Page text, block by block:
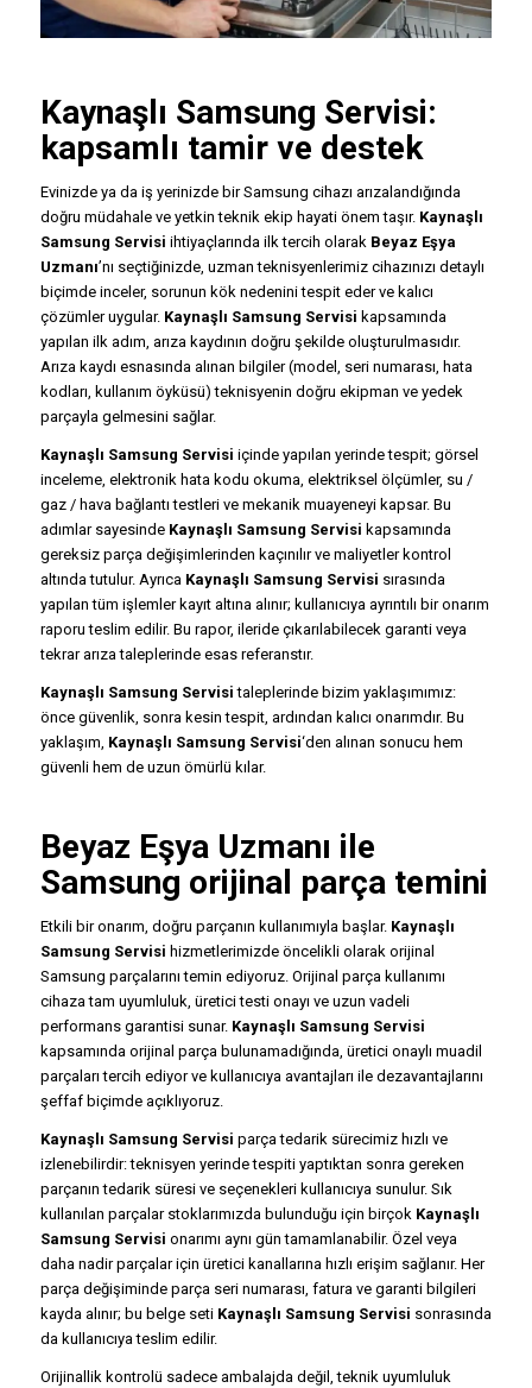
Kaynaşlı Samsung Servisi:
kapsamlı tamir ve destek
Evinizde ya da iş yerinizde bir Samsung cihazı arızalandığında
doğru müdahale ve yetkin teknik ekip hayati önem taşır. Kaynaşlı
Samsung Servisi ihtiyaçlarında ilk tercih olarak Beyaz Eşya
Uzmanı’nı seçtiğinizde, uzman teknisyenlerimiz cihazınızı detaylı
biçimde inceler, sorunun kök nedenini tespit eder ve kalıcı
çözümler uygular. Kaynaşlı Samsung Servisi kapsamında
yapılan ilk adım, arıza kaydının doğru şekilde oluşturulmasıdır.
Arıza kaydı esnasında alınan bilgiler (model, seri numarası, hata
kodları, kullanım öyküsü) teknisyenin doğru ekipman ve yedek
parçayla gelmesini sağlar.
Kaynaşlı Samsung Servisi içinde yapılan yerinde tespit; görsel
inceleme, elektronik hata kodu okuma, elektriksel ölçümler, su /
gaz / hava bağlantı testleri ve mekanik muayeneyi kapsar. Bu
adımlar sayesinde Kaynaşlı Samsung Servisi kapsamında
gereksiz parça değişimlerinden kaçınılır ve maliyetler kontrol
altında tutulur. Ayrıca Kaynaşlı Samsung Servisi sırasında
yapılan tüm işlemler kayıt altına alınır; kullanıcıya ayrıntılı bir onarım
raporu teslim edilir. Bu rapor, ileride çıkarılabilecek garanti veya
tekrar arıza taleplerinde esas referanstır.
Kaynaşlı Samsung Servisi taleplerinde bizim yaklaşımımız:
önce güvenlik, sonra kesin tespit, ardından kalıcı onarımdır. Bu
yaklaşım, Kaynaşlı Samsung Servisi‘den alınan sonucu hem
güvenli hem de uzun ömürlü kılar.
Beyaz Eşya Uzmanı ile
Samsung orijinal parça temini
Etkili bir onarım, doğru parçanın kullanımıyla başlar. Kaynaşlı
Samsung Servisi hizmetlerimizde öncelikli olarak orijinal
Samsung parçalarını temin ediyoruz. Orijinal parça kullanımı
cihaza tam uyumluluk, üretici testi onayı ve uzun vadeli
performans garantisi sunar. Kaynaşlı Samsung Servisi
kapsamında orijinal parça bulunamadığında, üretici onaylı muadil
parçaları tercih ediyor ve kullanıcıya avantajları ile dezavantajlarını
şeffaf biçimde açıklıyoruz.
Kaynaşlı Samsung Servisi parça tedarik sürecimiz hızlı ve
izlenebilirdir: teknisyen yerinde tespiti yaptıktan sonra gereken
parçanın tedarik süresi ve seçenekleri kullanıcıya sunulur. Sık
kullanılan parçalar stoklarımızda bulunduğu için birçok Kaynaşlı
Samsung Servisi onarımı aynı gün tamamlanabilir. Özel veya
daha nadir parçalar için üretici kanallarına hızlı erişim sağlanır. Her
parça değişiminde parça seri numarası, fatura ve garanti bilgileri
kayda alınır; bu belge seti Kaynaşlı Samsung Servisi sonrasında
da kullanıcıya teslim edilir.
Orijinallik kontrolü sadece ambalajda değil, teknik uyumluluk